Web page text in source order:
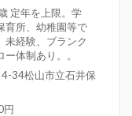
定年を上限。学
育所、幼稚園等で
未経験、ブランク
体制あり。。
34松山市立石井保
円